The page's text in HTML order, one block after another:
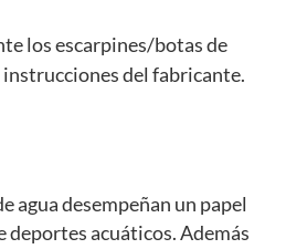
los escarpines/botas de
instrucciones del fabricante.
agua desempeñan un papel
deportes acuáticos. Además